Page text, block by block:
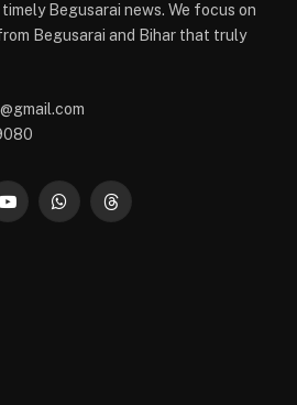
Begusarai news. We focus on
Begusarai and Bihar that truly
YouTubeWhatsAppThreads